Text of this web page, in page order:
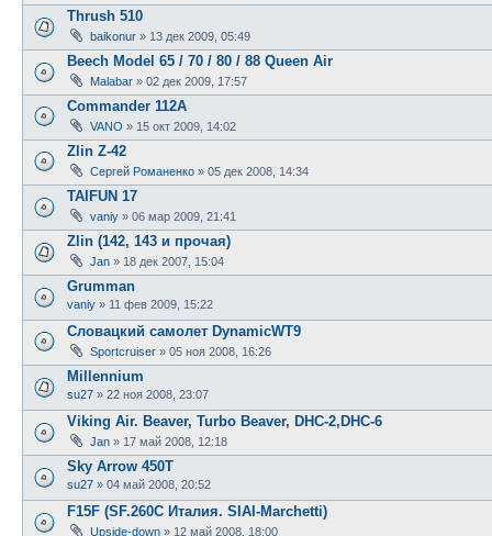
Thrush 510
baikonur » 13 дек 2009, 05:49
Beech Model 65 / 70 / 80 / 88 Queen Air
Malabar » 02 дек 2009, 17:57
Commander 112A
VANO » 15 окт 2009, 14:02
Zlin Z-42
Сергей Романенко » 05 дек 2008, 14:34
TAIFUN 17
vaniy » 06 мар 2009, 21:41
Zlin (142, 143 и прочая)
Jan » 18 дек 2007, 15:04
Grumman
vaniy » 11 фев 2009, 15:22
Словацкий самолет DynamicWT9
Sportcruiser » 05 ноя 2008, 16:26
Millennium
su27 » 22 ноя 2008, 23:07
Viking Air. Beaver, Turbo Beaver, DHC-2,DHC-6
Jan » 17 май 2008, 12:18
Sky Arrow 450T
su27 » 04 май 2008, 20:52
F15F (SF.260C Италия. SIAI-Marchetti)
Upside-down » 12 май 2008, 18:00